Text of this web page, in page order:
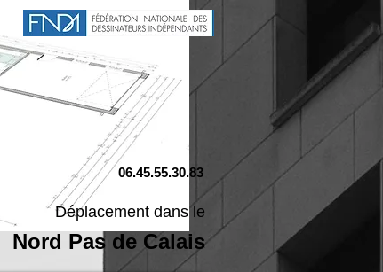
06.45.55.30.83
Déplacement dans le
Nord Pas de Calais